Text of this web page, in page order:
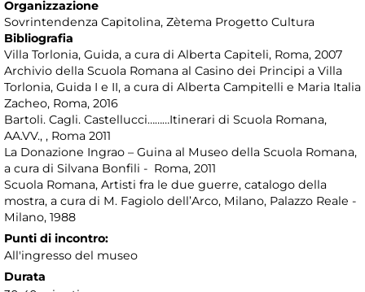
Organizzazione
Sovrintendenza Capitolina, Zètema Progetto Cultura
Bibliografia
Villa Torlonia, Guida, a cura di Alberta Capiteli, Roma, 2007
Archivio della Scuola Romana al Casino dei Principi a Villa
Torlonia, Guida I e II, a cura di Alberta Campitelli e Maria Italia
Zacheo, Roma, 2016
Bartoli. Cagli. Castellucci………Itinerari di Scuola Romana,
AA.VV., , Roma 2011
La Donazione Ingrao – Guina al Museo della Scuola Romana,
a cura di Silvana Bonfili - Roma, 2011
Scuola Romana, Artisti fra le due guerre, catalogo della
mostra, a cura di M. Fagiolo dell’Arco, Milano, Palazzo Reale -
Milano, 1988
Punti di incontro:
All'ingresso del museo
Durata